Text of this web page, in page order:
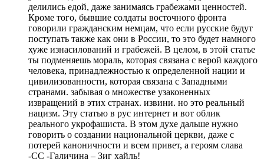
делились едой, даже занимаясь грабежами ценностей.
Кроме того, бывшие солдаты восточного фронта
говорили гражданским немцам, что если русские будут
поступать также как они в России, то это будет намного
хуже изнасилований и грабежей. В целом, в этой статье
ты подменяешь мораль, которая связана с верой каждого
человека, принадлежностью к определенной нации и
цивилизованности, которая связана с Западными
странами. забывая о множестве узаконенных
извращений в этих странах. извини. но это реальный
нацизм. Эту статью в рус интернет и вот облик
реального укрофашиста. В этом духе дальше нужно
говорить о создании национальной церкви, даже с
потерей каноничности и всем привет, а героям слава
-СС -Галичина – Зиг хайль!